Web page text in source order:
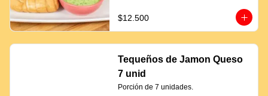
$12.500
Tequeños de Jamon Queso
7 unid
Porción de 7 unidades.